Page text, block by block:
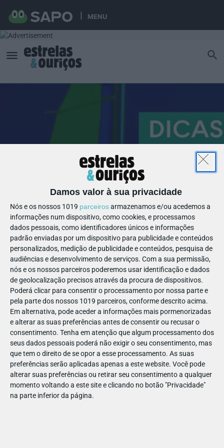
MENU
Damos valor à sua privacidade
Nós e os nossos 1019 parceirosarmazenamos e/ou acedemos a
informações num dispositivo, como cookies, e processamos
dados pessoais, como identificadores únicos e informações
padrão enviadas por um dispositivo para publicidade e conteúdos
personalizados, medição de publicidade e conteúdos, pesquisa de
audiências e desenvolvimento de serviços. Com a sua permissão,
nós e os nossos parceiros poderemos usar identificação e dados
de geolocalização precisos através da procura de dispositivos.
Poderá clicar para consentir o processamento por nossa parte e
pela parte dos nossos 1019 parceiros, conforme descrito acima.
Em alternativa, pode aceder a informações mais pormenorizadas
e alterar as suas preferências antes de consentir ou recusar o
consentimento. Tenha em atenção que algum processamento dos
seus dados pessoais poderá não exigir o seu consentimento, mas
que tem o direito de se opor a esse processamento. As suas
preferências serão aplicadas apenas a este website. Você pode
alterar suas preferências ou retirar seu consentimento a qualquer
momento voltando a este site e clicando no botão "Privacidade"
na parte inferior da página.